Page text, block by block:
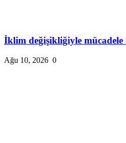
İklim değişikliğiyle mücadele
Ağu 10, 2026 0